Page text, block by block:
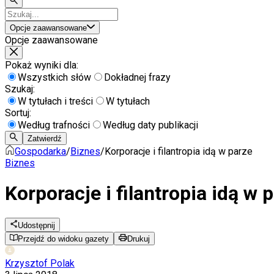
Opcje zaawansowane
Opcje zaawansowane
Pokaż wyniki dla:
Wszystkich słów
Dokładnej frazy
Szukaj:
W tytułach i treści
W tytułach
Sortuj:
Według trafności
Według daty publikacji
Zatwierdź
Gospodarka/Biznes/Korporacje i filantropia idą w parze
Biznes
Korporacje i filantropia idą w
Udostępnij
Przejdź do widoku gazety
Drukuj
Krzysztof Polak